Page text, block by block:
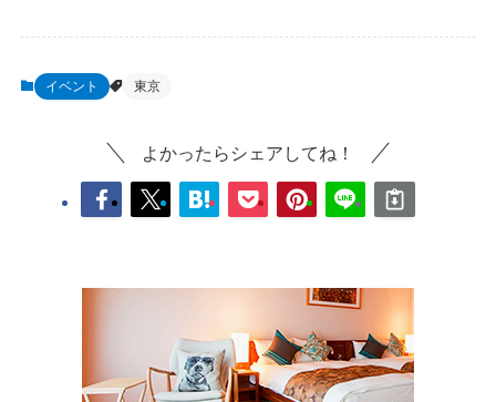
イベント 東京
よかったらシェアしてね！